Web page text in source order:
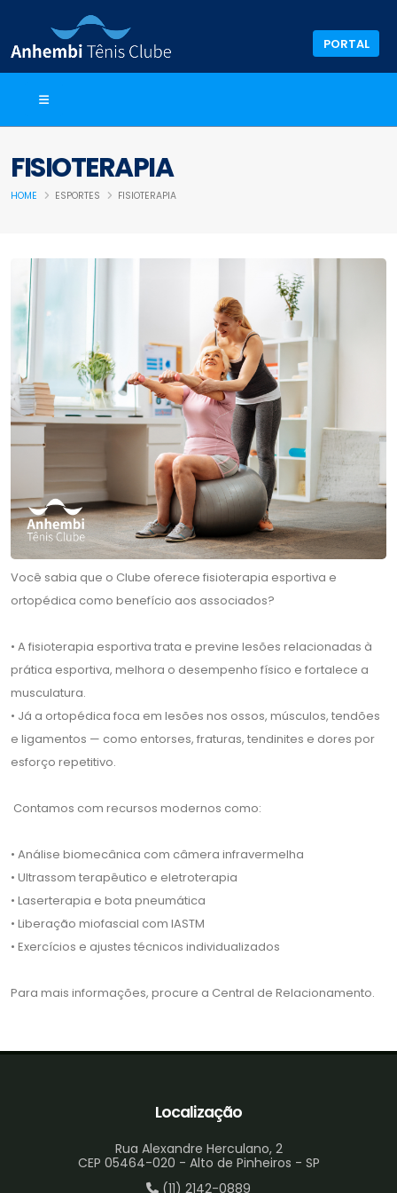
PORTAL
FISIOTERAPIA
HOME ESPORTES FISIOTERAPIA
Você sabia que o Clube oferece fisioterapia esportiva e
ortopédica como benefício aos associados?
• A fisioterapia esportiva trata e previne lesões relacionadas à
prática esportiva, melhora o desempenho físico e fortalece a
musculatura.
• Já a ortopédica foca em lesões nos ossos, músculos, tendões
e ligamentos — como entorses, fraturas, tendinites e dores por
esforço repetitivo.
Contamos com recursos modernos como:
• Análise biomecânica com câmera infravermelha
• Ultrassom terapêutico e eletroterapia
• Laserterapia e bota pneumática
• Liberação miofascial com IASTM
• Exercícios e ajustes técnicos individualizados
Para mais informações, procure a Central de Relacionamento.
Localização
Rua Alexandre Herculano, 2
CEP 05464-020 - Alto de Pinheiros - SP
(11) 2142-0889